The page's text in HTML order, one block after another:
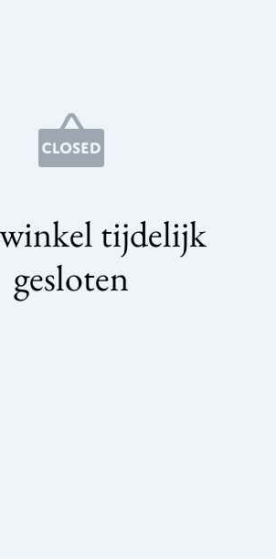
tijdelijk
gesloten